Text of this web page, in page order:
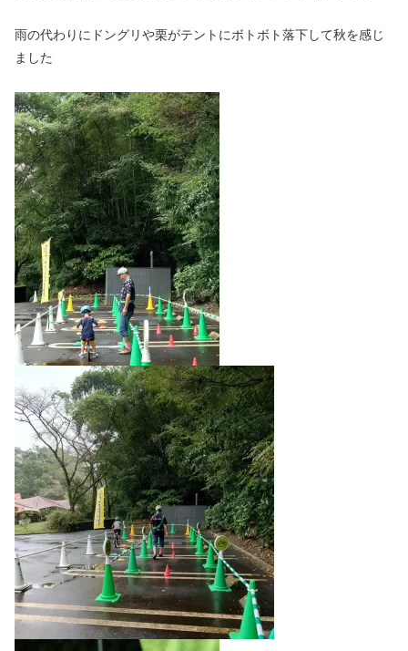
雨の代わりにドングリや栗がテントにボトボト落下して秋を感じ
ました